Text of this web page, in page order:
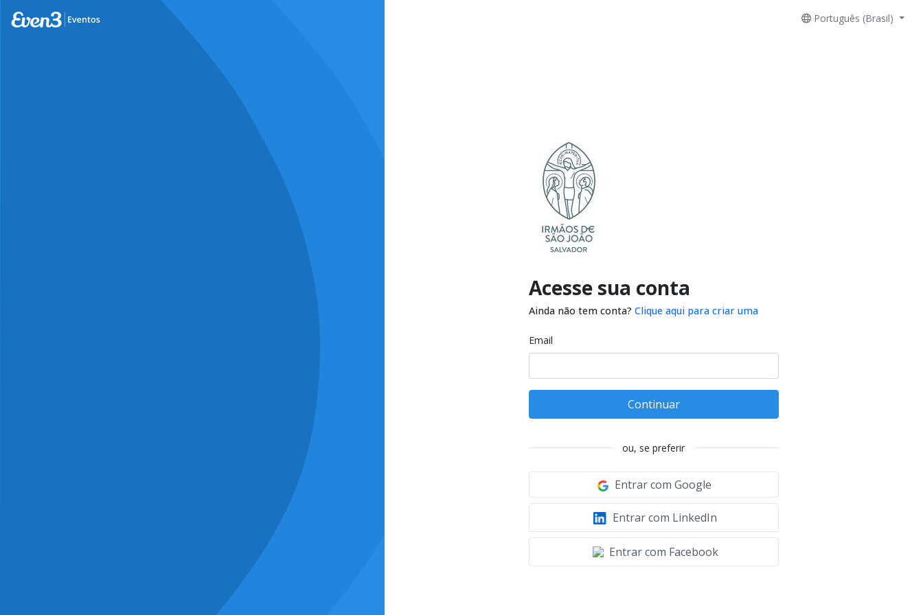
Português (Brasil)
Acesse sua conta
Ainda não tem conta? Clique aqui para criar uma
Email
Continuar
ou, se preferir
Entrar com Google
Entrar com LinkedIn
Entrar com Facebook